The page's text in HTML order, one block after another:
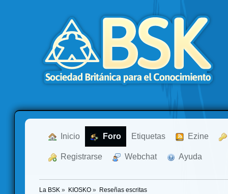
Inicio Foro Etiquetas Ezine
Registrarse Webchat Ayuda
La BSK » KIOSKO» Reseñas escritas